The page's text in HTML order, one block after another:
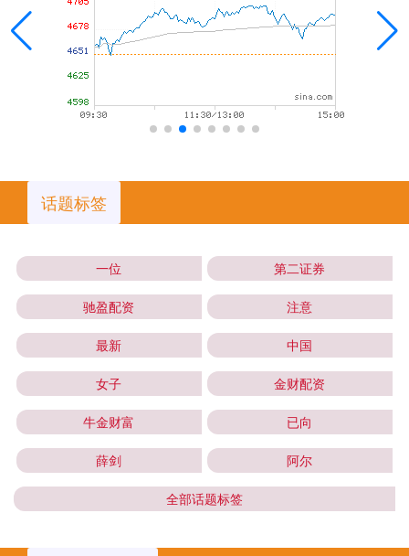
话题标签
一位 第二证券
驰盈配资 注意
最新 中国
女子 金财配资
牛金财富 已向
薛剑 阿尔
全部话题标签